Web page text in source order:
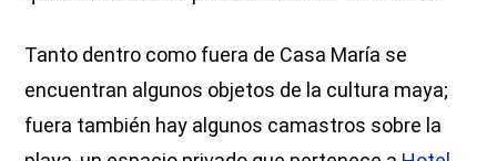
Tanto dentro como fuera de Casa María se
encuentran algunos objetos de la cultura maya;
fuera también hay algunos camastros sobre la